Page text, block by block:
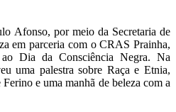
Afonso, por meio da Secretaria de
em parceria com o CRAS Prainha,
ao Dia da Consciência Negra. Na
uma palestra sobre Raça e Etnia,
e uma manhã de beleza com a